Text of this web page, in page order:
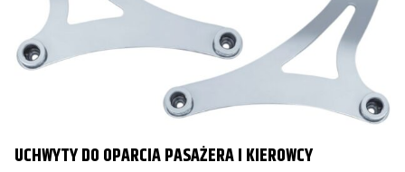
UCHWYTY DO OPARCIA PASAŻERA I KIEROWCY